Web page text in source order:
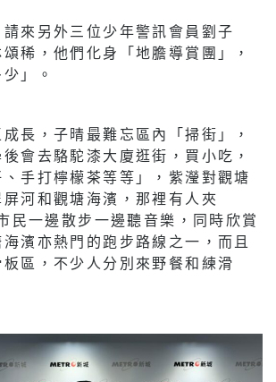
來另外三位少年警訊會員劉子
稀，他們化身「地膽導賞團」，
」。
長，子晴最難忘區內「掃街」，
後會去駱駝漆大廈逛街，買小吃，
手打檸檬茶等等」，紫瀅對觀塘
河和觀塘海濱，那裡有人夾
民一邊散步一邊聽音樂，同時欣賞
濱亦熱門的跑步路線之一，而且
區，不少人分別來野餐和練滑